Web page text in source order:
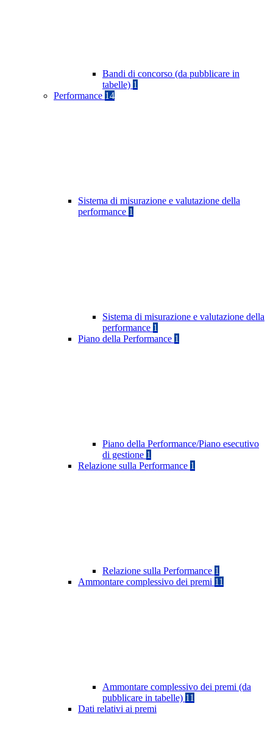
Bandi di concorso (da pubblicare in
tabelle) 1
Performance 14
Sistema di misurazione e valutazione della
performance 1
Sistema di misurazione e valutazione della
performance 1
Piano della Performance 1
Piano della Performance/Piano esecutivo
di gestione 1
Relazione sulla Performance 1
Relazione sulla Performance 1
Ammontare complessivo dei premi 11
Ammontare complessivo dei premi (da
pubblicare in tabelle) 11
Dati relativi ai premi